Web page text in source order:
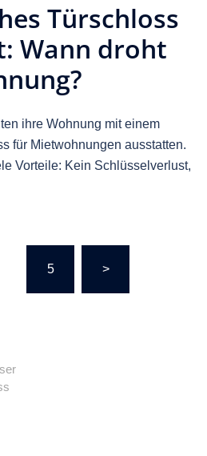
Türschloss
Wann droht
ihre Wohnung mit einem
für Mietwohnungen ausstatten.
Vorteile: Kein Schlüsselverlust,
5 >